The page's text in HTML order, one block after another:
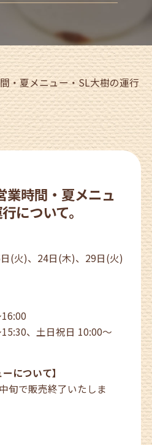
・夏メニュー・SL大樹の運行
業時間・夏メニュ
について。
(火)、24日(木)、29日(火)
、土日祝日 10:00～
について】
旬で販売終了いたしま